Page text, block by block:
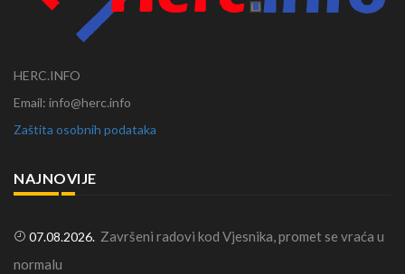
HERC.INFO
Email: info@herc.info
Zaštita osobnih podataka
NAJNOVIJE
07.08.2026. Završeni radovi kod Vjesnika, promet se vraća u
normalu